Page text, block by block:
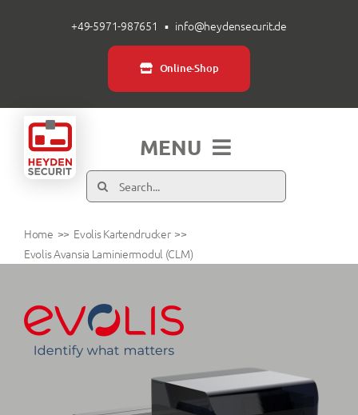
+49-5971-987651 ▪ info@heydensecurit.de
Online-Shop
MENU
Branchen
Über uns
Service
Suche
Home
Evolis Kartendrucker
Evolis Avansia Laminiermodul (CLM)